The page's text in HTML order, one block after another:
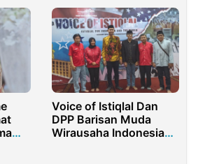
Voice of Istiqlal Dan
DPP Barisan Muda
Wirausaha Indonesia